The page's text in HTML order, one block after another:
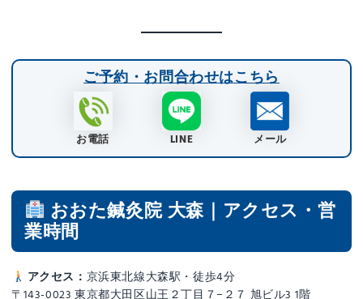
ご予約・お問合わせはこちら
お電話 LINE メール
おおた鍼灸院 大森｜アクセス・営
業時間
アクセス： 京浜東北線大森駅・徒歩4分
〒143-0023 東京都大田区山王２丁目７−２７ 旭ビル3 1階